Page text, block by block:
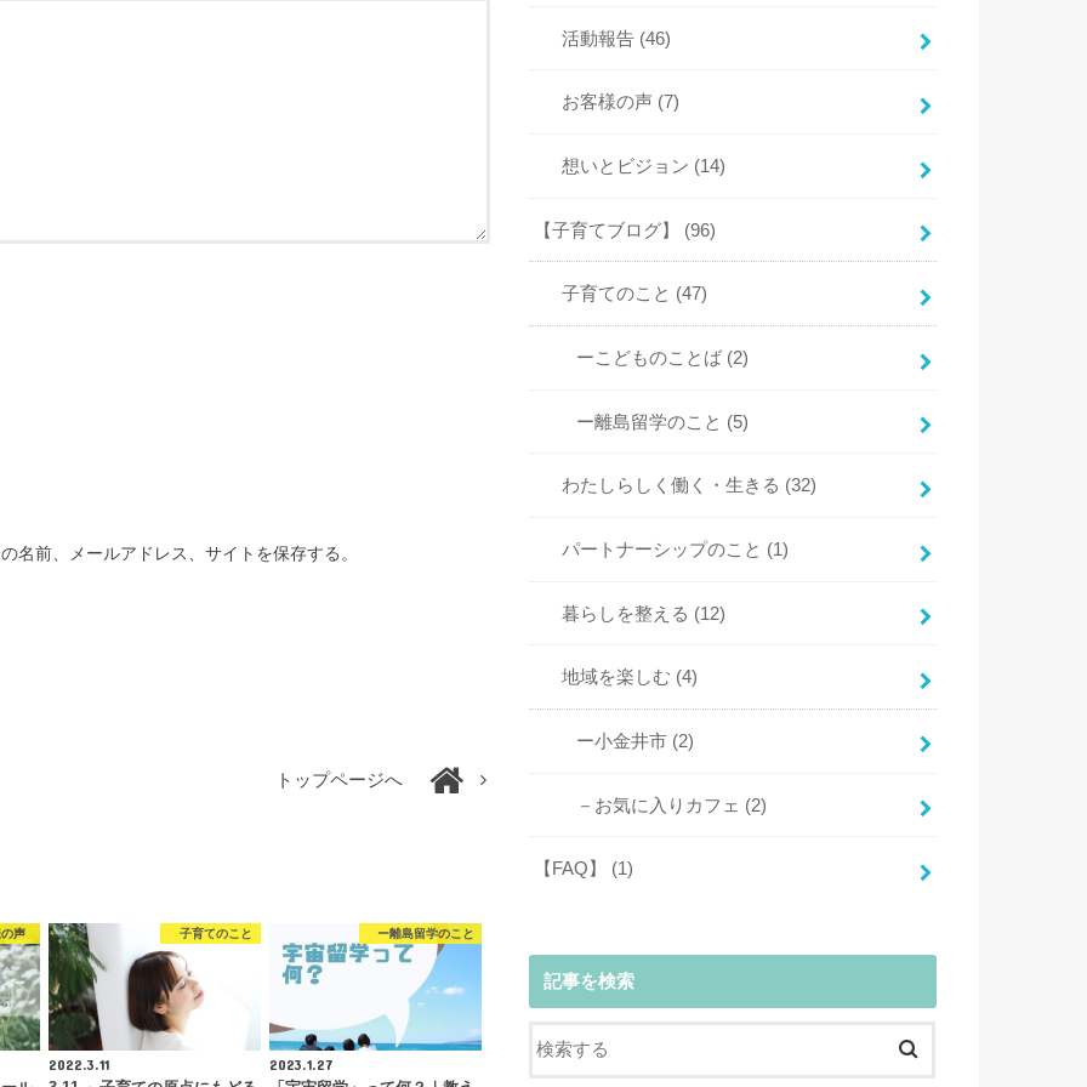
名前、メールアドレス、サイトを保存する。
トップページへ
声 子育てのこと
2022.3.11
ー離島留学のこと
2023.1.27
活動報告 (46)
お客様の声 (7)
想いとビジョン (14)
【子育てブログ】 (96)
子育てのこと (47)
ーこどものことば (2)
ー離島留学のこと (5)
わたしらしく働く・生きる (32)
パートナーシップのこと (1)
暮らしを整える (12)
地域を楽しむ (4)
ー小金井市 (2)
－お気に入りカフェ (2)
【FAQ】 (1)
記事を検索